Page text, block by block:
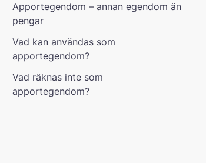
Apportegendom – annan egendom än
pengar
Vad kan användas som
apportegendom?
Vad räknas inte som
apportegendom?